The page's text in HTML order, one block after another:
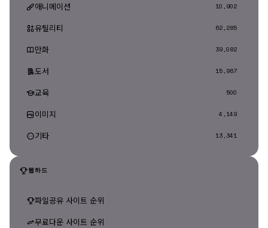
애니메이션 10,902
유틸리티 62,285
만화 39,082
도서 15,967
교육 500
이미지 4,149
기타 13,341
웹하드
파일공유 사이트 순위
무료다운 사이트 순위